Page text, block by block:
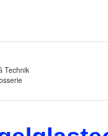
Technik